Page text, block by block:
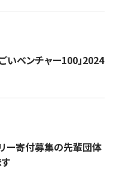
いベンチャー100」2024
ー寄付募集の先輩団体